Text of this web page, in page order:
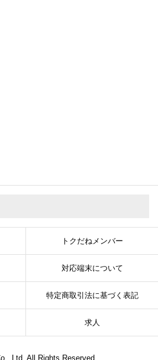
トクだねメンバー
対応端末について
特定商取引法に基づく表記
求人
Ltd. All Rights Reserved.